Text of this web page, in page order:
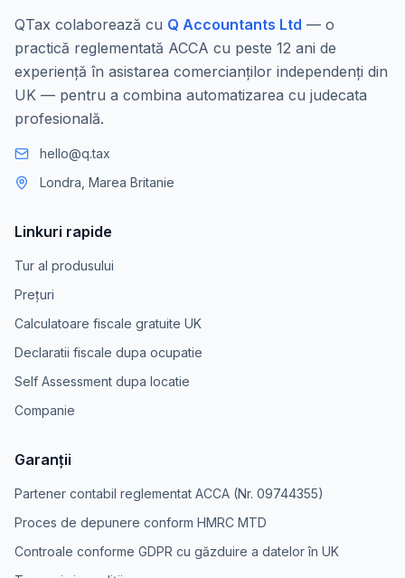
QTax colaborează cu Q Accountants Ltd — o
practică reglementată ACCA cu peste 12 ani de
experiență în asistarea comercianților independenți din
UK — pentru a combina automatizarea cu judecata
profesională.
hello@q.tax
Londra, Marea Britanie
Linkuri rapide
Tur al produsului
Prețuri
Calculatoare fiscale gratuite UK
Declaratii fiscale dupa ocupatie
Self Assessment dupa locatie
Companie
Garanții
Partener contabil reglementat ACCA (Nr. 09744355)
Proces de depunere conform HMRC MTD
Controale conforme GDPR cu găzduire a datelor în UK